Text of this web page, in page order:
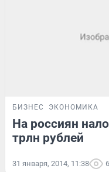
БИЗНЕС ЭКОНОМИКА
На россиян
трлн рублей
31 января, 2014, 11:38